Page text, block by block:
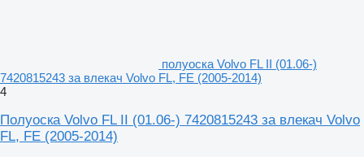
полуоска Volvo FL II (01.06-)
7420815243 за влекач Volvo FL, FE (2005-2014)
4
Полуоска Volvo FL II (01.06-) 7420815243 за влекач Volvo
FL, FE (2005-2014)